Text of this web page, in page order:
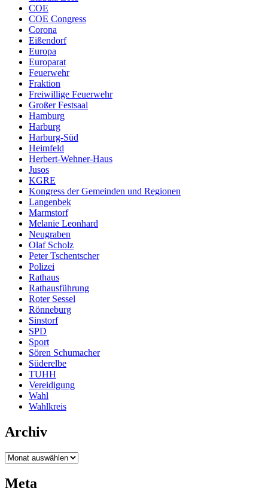
COE
COE Congress
Corona
Eißendorf
Europa
Europarat
Feuerwehr
Fraktion
Freiwillige Feuerwehr
Großer Festsaal
Hamburg
Harburg
Harburg-Süd
Heimfeld
Herbert-Wehner-Haus
Jusos
KGRE
Kongress der Gemeinden und Regionen
Langenbek
Marmstorf
Melanie Leonhard
Neugraben
Olaf Scholz
Peter Tschentscher
Polizei
Rathaus
Rathausführung
Roter Sessel
Rönneburg
Sinstorf
SPD
Sport
Sören Schumacher
Süderelbe
TUHH
Vereidigung
Wahl
Wahlkreis
Archiv
Archiv
Meta